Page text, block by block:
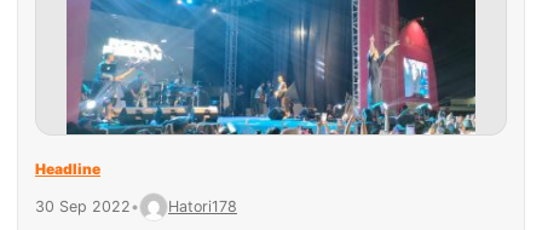
Headline
30 Sep 2022• Hatori178